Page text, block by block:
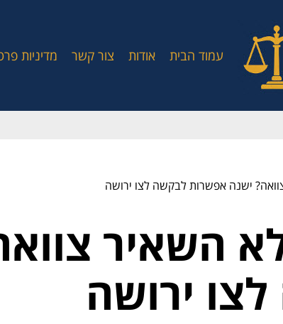
עמוד הבית אודות צור קשר מדיניות
ישנה אפשרות לבקשה לצו ירושה
השאיר
ירושה